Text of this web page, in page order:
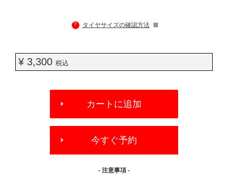
? タイヤサイズの確認方法
¥ 3,300 税込
OPTIONS
カートに追加
今すぐ予約
- 注意事項 -